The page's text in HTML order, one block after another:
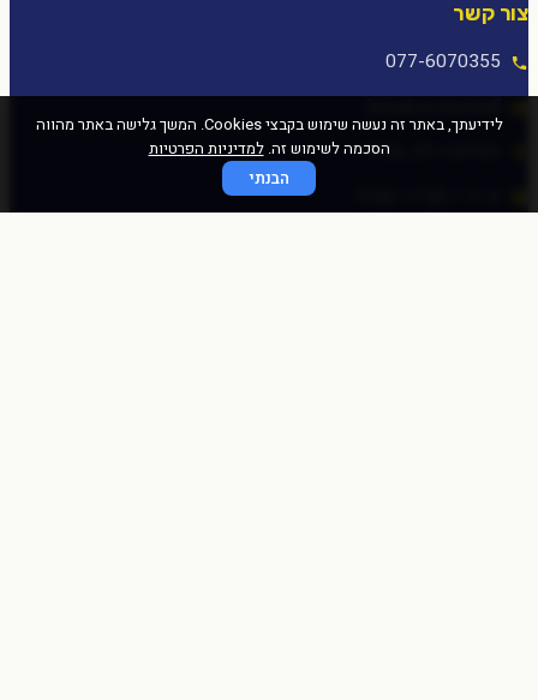
צור קשר
077-6070355
לידיעתך, באתר זה נעשה שימוש בקבצי Cookies. המשך גלישה באתר מהווה
הסכמה לשימוש זה.למדיניות הפרטיות
הבנתי